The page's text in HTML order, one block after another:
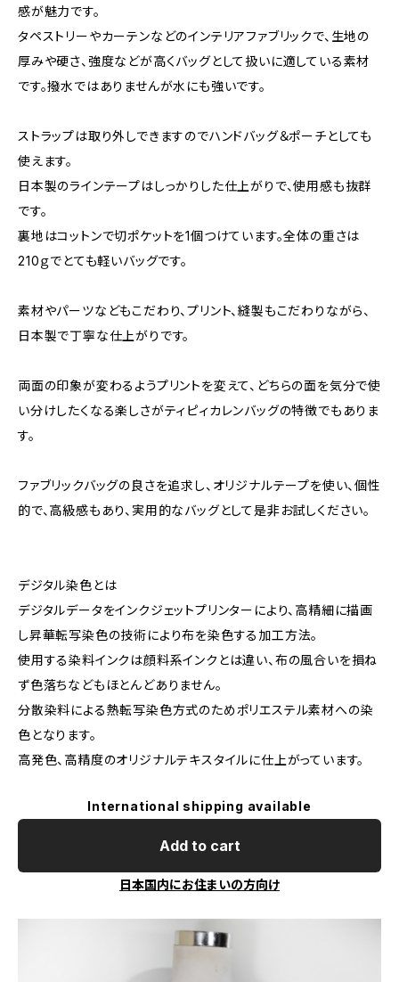
感が魅力です。
タペストリーやカーテンなどのインテリアファブリックで、生地の
厚みや硬さ、強度などが高くバッグとして扱いに適している素材
です。撥水ではありませんが水にも強いです。
ストラップは取り外しできますのでハンドバッグ＆ポーチとしても
使えます。
日本製のラインテープはしっかりした仕上がりで、使用感も抜群
です。
裏地はコットンで切ポケットを1個つけています。全体の重さは
210ｇでとても軽いバッグです。
素材やパーツなどもこだわり、プリント、縫製もこだわりながら、
日本製で丁寧な仕上がりです。
両面の印象が変わるようプリントを変えて、どちらの面を気分で使
い分けしたくなる楽しさがティピィカレンバッグの特徴でもありま
す。
ファブリックバッグの良さを追求し、オリジナルテープを使い、個性
的で、高級感もあり、実用的なバッグとして是非お試しください。
デジタル染色とは
デジタルデータをインクジェットプリンターにより、高精細に描画
し昇華転写染色の技術により布を染色する加工方法。
使用する染料インクは顔料系インクとは違い、布の風合いを損ね
ず色落ちなどもほとんどありません。
分散染料による熱転写染色方式のためポリエステル素材への染
色となります。
高発色、高精度のオリジナルテキスタイルに仕上がっています。
International shipping available
Add to cart
日本国内にお住まいの方向け